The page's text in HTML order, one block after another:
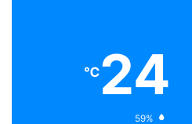
24
℃
الرطوبة: